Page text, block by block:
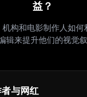
益？
构和电影制作人如何
辑来提升他们的视觉叙
与网红